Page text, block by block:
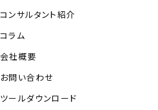
コンサルタント紹介
コラム
会社概要
お問い合わせ
ツールダウンロード